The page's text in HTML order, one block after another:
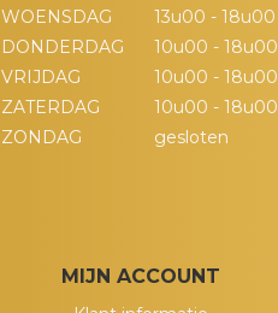
WOENSDAG
13u00 - 18u00
DONDERDAG
10u00 - 18u00
VRIJDAG
10u00 - 18u00
ZATERDAG
10u00 - 18u00
ZONDAG
gesloten
MIJN ACCOUNT